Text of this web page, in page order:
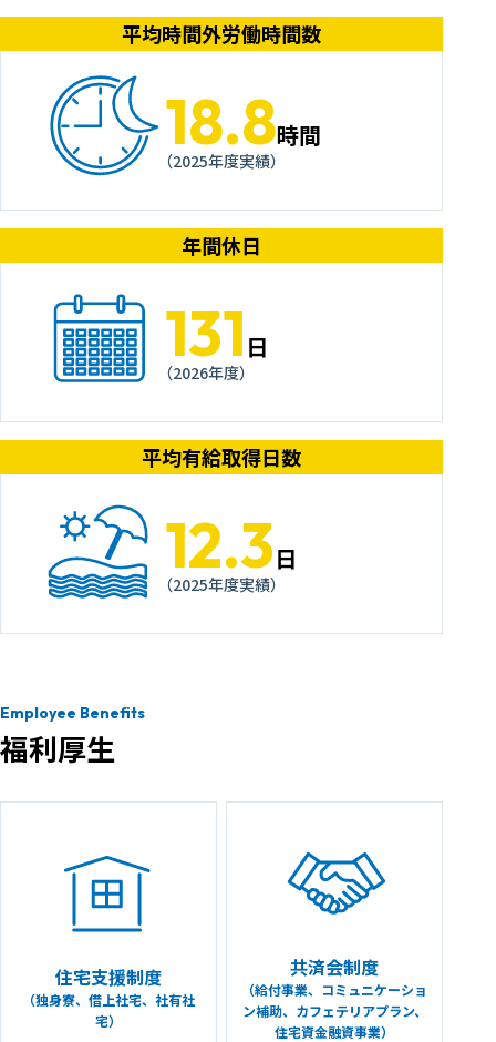
平均時間外労働時間数
18.8時間
（2025年度実績）
年間休日
131 日
（2026年度）
平均有給取得日数
12.3日
（2025年度実績）
Employee Benefits
福利厚生
住宅支援制度
（独身寮、借上社宅、社有社
宅）
共済会制度
（給付事業、コミュニケーショ
ン補助、カフェテリアプラン、
住宅資金融資事業）